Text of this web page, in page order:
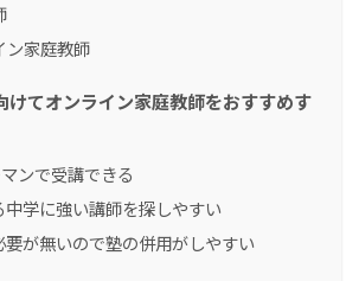
ン家庭教師
けてオンライン家庭教師をおすすめす
ンで受講できる
中学に強い講師を探しやすい
要が無いので塾の併用がしやすい